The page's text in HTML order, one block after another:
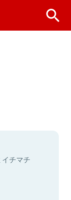
チマチ